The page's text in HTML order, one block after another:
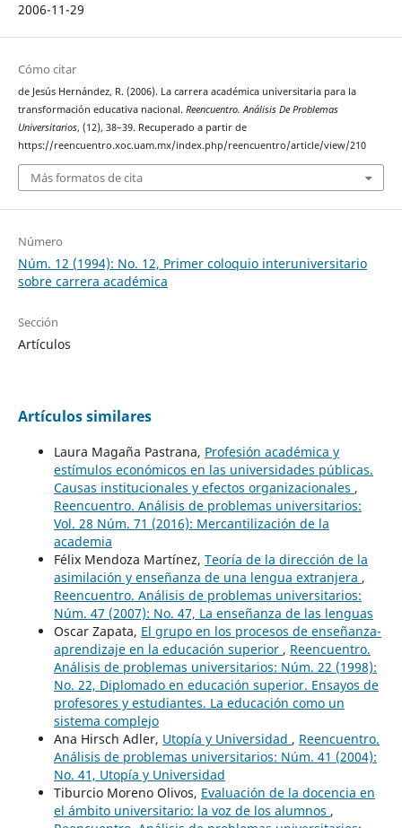
2006-11-29
Cómo citar
de Jesús Hernández, R. (2006). La carrera académica universitaria para la
transformación educativa nacional. Reencuentro. Análisis De Problemas
Universitarios, (12), 38–39. Recuperado a partir de
https://reencuentro.xoc.uam.mx/index.php/reencuentro/article/view/210
Más formatos de cita
Número
Núm. 12 (1994): No. 12, Primer coloquio interuniversitario
sobre carrera académica
Sección
Artículos
Artículos similares
Laura Magaña Pastrana, Profesión académica y
estímulos económicos en las universidades públicas.
Causas institucionales y efectos organizacionales ,
Reencuentro. Análisis de problemas universitarios:
Vol. 28 Núm. 71 (2016): Mercantilización de la
academia
Félix Mendoza Martínez, Teoría de la dirección de la
asimilación y enseñanza de una lengua extranjera ,
Reencuentro. Análisis de problemas universitarios:
Núm. 47 (2007): No. 47, La enseñanza de las lenguas
Oscar Zapata, El grupo en los procesos de enseñanza-
aprendizaje en la educación superior , Reencuentro.
Análisis de problemas universitarios: Núm. 22 (1998):
No. 22, Diplomado en educación superior. Ensayos de
profesores y estudiantes. La educación como un
sistema complejo
Ana Hirsch Adler, Utopía y Universidad , Reencuentro.
Análisis de problemas universitarios: Núm. 41 (2004):
No. 41, Utopía y Universidad
Tiburcio Moreno Olivos, Evaluación de la docencia en
el ámbito universitario: la voz de los alumnos ,